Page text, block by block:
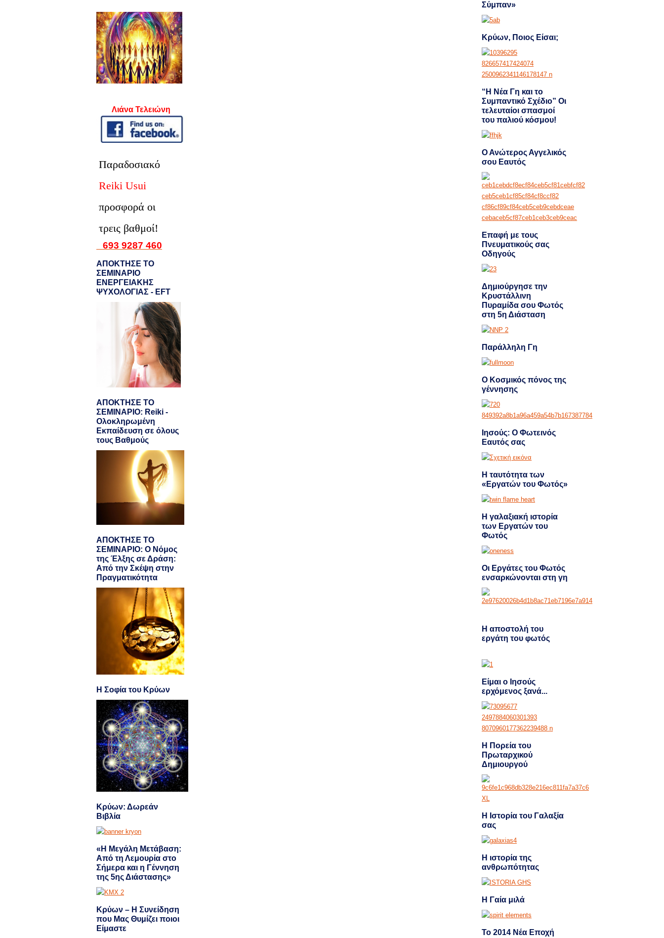
Λιάνα Τελειώνη
Παραδοσιακό
Reiki Usui
προσφορά οι
τρεις βαθμοί!
693 9287 460
ΑΠΟΚΤΗΣΕ ΤΟ
ΣΕΜΙΝΑΡΙΟ
ΕΝΕΡΓΕΙΑΚΗΣ
ΨΥΧΟΛΟΓΙΑΣ - EFT
ΑΠΟΚΤΗΣΕ ΤΟ
ΣΕΜΙΝΑΡΙΟ: Reiki -
Ολοκληρωμένη
Εκπαίδευση σε όλους
τους Βαθμούς
ΑΠΟΚΤΗΣΕ ΤΟ
ΣΕΜΙΝΑΡΙΟ: Ο Νόμος
της Έλξης σε Δράση:
Από την Σκέψη στην
Πραγματικότητα
Η Σοφία του Κρύων
Κρύων: Δωρεάν
Βιβλία
«Η Μεγάλη Μετάβαση:
Από τη Λεμουρία στο
Σήμερα και η Γέννηση
της 5ης Διάστασης»
Κρύων – Η Συνείδηση
που Μας Θυμίζει ποιοι
Είμαστε
Σύμπαν»
Κρύων, Ποιος Είσαι;
“Η Νέα Γη και το
Συμπαντικό Σχέδιο” Οι
τελευταίοι σπασμοί
του παλιού κόσμου!
Ο Ανώτερος Αγγελικός
σου Εαυτός
Επαφή με τους
Πνευματικούς σας
Οδηγούς
Δημιούργησε την
Κρυστάλλινη
Πυραμίδα σου Φωτός
στη 5η Διάσταση
Παράλληλη Γη
Ο Κοσμικός πόνος της
γέννησης
Ιησούς: Ο Φωτεινός
Εαυτός σας
Η ταυτότητα των
«Εργατών του Φωτός»
Η γαλαξιακή ιστορία
των Εργατών του
Φωτός
Οι Εργάτες του Φωτός
ενσαρκώνονται στη γη
H αποστολή του
εργάτη του φωτός
Είμαι ο Ιησούς
ερχόμενος ξανά...
Η Πορεία του
Πρωταρχικού
Δημιουργού
Η Ιστορία του Γαλαξία
σας
Η ιστορία της
ανθρωπότητας
Η Γαία μιλά
Το 2014 Νέα Εποχή